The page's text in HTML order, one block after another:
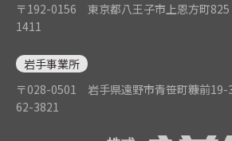
〒192-0156 東京都八王子市上恩方町825
1411
岩手事業所
〒028-0501 岩手県遠野市青笹町糠前
62-3821